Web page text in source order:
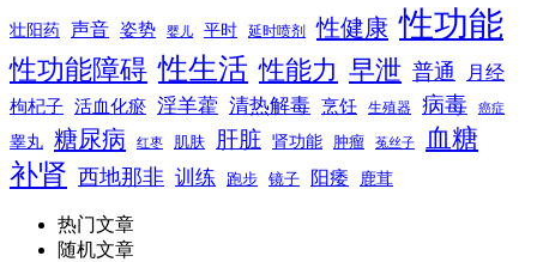
壮阳药 声音 姿势 婴儿 平时 延时喷剂 性健康 性功能
性功能障碍 性生活 性能力 早泄 普通 月经
枸杞子 活血化瘀 淫羊藿 清热解毒 烹饪 生殖器 病毒 癌症
睾丸 糖尿病 红枣 肌肤 肝脏 肾功能 肿瘤 菟丝子 血糖
补肾 西地那非 训练 跑步 镜子 阳痿 鹿茸
热门文章
随机文章